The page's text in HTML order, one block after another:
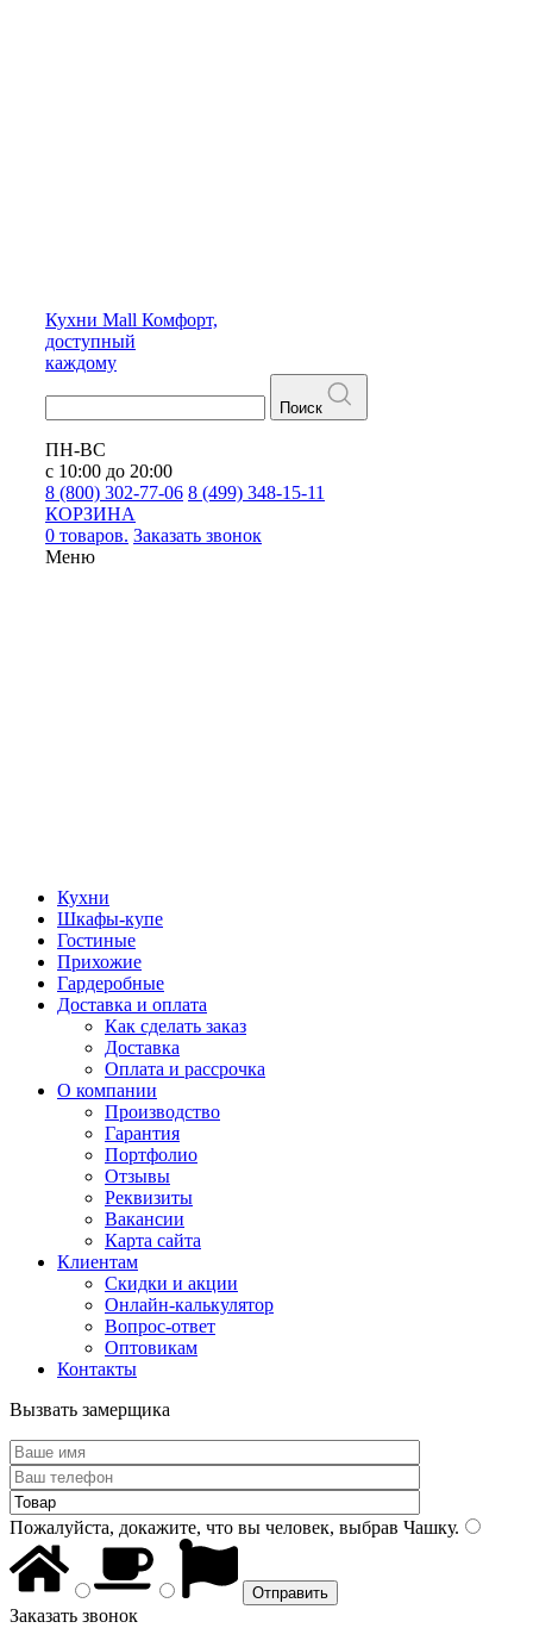
Кухни Mall Комфорт,
доступный
каждому
Поиск
ПН-ВС
с 10:00 до 20:00
8 (800) 302-77-06 8 (499) 348-15-11
КОРЗИНА
0 товаров. Заказать звонок
Меню
Кухни
Шкафы-купе
Гостиные
Прихожие
Гардеробные
Доставка и оплата
Как сделать заказ
Доставка
Оплата и рассрочка
О компании
Производство
Гарантия
Портфолио
Отзывы
Реквизиты
Вакансии
Карта сайта
Клиентам
Скидки и акции
Онлайн-калькулятор
Вопрос-ответ
Оптовикам
Контакты
Вызвать замерщика
Пожалуйста, докажите, что вы человек, выбрав Чашку.
Заказать звонок